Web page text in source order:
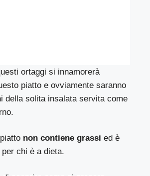
ortaggi si innamorerà
piatto e ovviamente saranno
della solita insalata servita come
non contiene grassi ed è
chi è a dieta.